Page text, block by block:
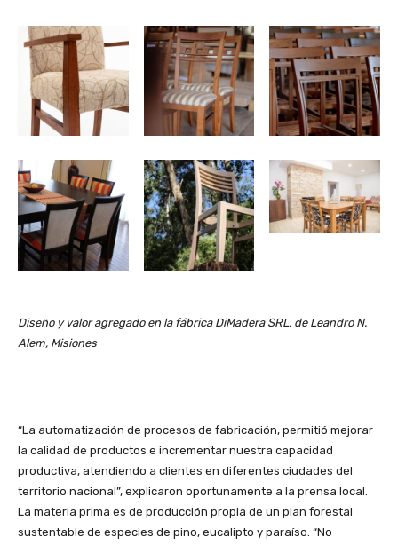
Diseño y valor agregado en la fábrica DiMadera SRL, de Leandro N.
Alem, Misiones
“La automatización de procesos de fabricación, permitió mejorar
la calidad de productos e incrementar nuestra capacidad
productiva, atendiendo a clientes en diferentes ciudades del
territorio nacional”, explicaron oportunamente a la prensa local.
La materia prima es de producción propia de un plan forestal
sustentable de especies de pino, eucalipto y paraíso. “No